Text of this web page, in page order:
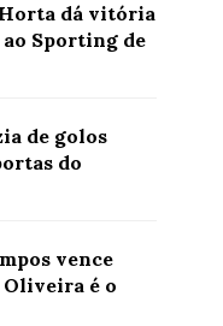
dá vitória
ao Sporting de
de golos
do
vence
é o